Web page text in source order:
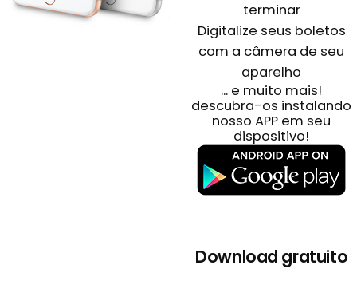
terminar
Digitalize seus boletos
com a câmera de seu
aparelho
... e muito mais!
descubra-os instalando
nosso APP em seu
dispositivo!
Download gratuito